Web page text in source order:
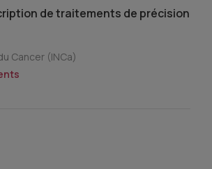
de traitements de précision
Cancer (INCa)